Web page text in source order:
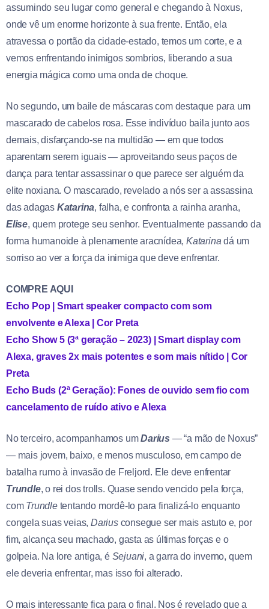
assumindo seu lugar como general e chegando à Noxus,
onde vê um enorme horizonte à sua frente. Então, ela
atravessa o portão da cidade-estado, temos um corte, e a
vemos enfrentando inimigos sombrios, liberando a sua
energia mágica como uma onda de choque.
No segundo, um baile de máscaras com destaque para um
mascarado de cabelos rosa. Esse indivíduo baila junto aos
demais, disfarçando-se na multidão — em que todos
aparentam serem iguais — aproveitando seus paços de
dança para tentar assassinar o que parece ser alguém da
elite noxiana. O mascarado, revelado a nós ser a assassina
das adagas Katarina, falha, e confronta a rainha aranha,
Elise, quem protege seu senhor. Eventualmente passando da
forma humanoide à plenamente aracnídea, Katarina dá um
sorriso ao ver a força da inimiga que deve enfrentar.
COMPRE AQUI
Echo Pop | Smart speaker compacto com som
envolvente e Alexa | Cor Preta
Echo Show 5 (3ª geração – 2023) | Smart display com
Alexa, graves 2x mais potentes e som mais nítido | Cor
Preta
Echo Buds (2ª Geração): Fones de ouvido sem fio com
cancelamento de ruído ativo e Alexa
No terceiro, acompanhamos umDarius — “a mão de Noxus”
— mais jovem, baixo, e menos musculoso, em campo de
batalha rumo à invasão de Freljord. Ele deve enfrentar
Trundle, o rei dos trolls. Quase sendo vencido pela força,
com Trundletentando mordê-lo para finalizá-lo enquanto
congela suas veias,Dariusconsegue ser mais astuto e, por
fim, alcança seu machado, gasta as últimas forças e o
golpeia. Na lore antiga, é Sejuani, a garra do inverno, quem
ele deveria enfrentar, mas isso foi alterado.
O mais interessante fica para o final. Nos é revelado que a